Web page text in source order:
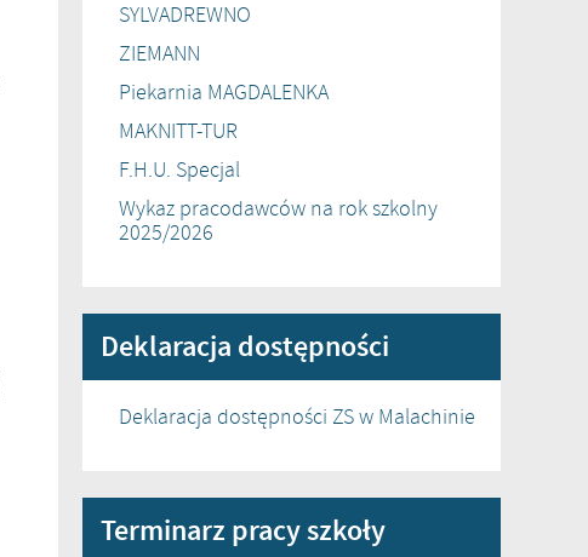
SYLVADREWNO
ZIEMANN
Piekarnia MAGDALENKA
MAKNITT-TUR
F.H.U. Specjal
Wykaz pracodawców na rok szkolny
2025/2026
Deklaracja dostępności
Deklaracja dostępności ZS w Malachinie
Terminarz pracy szkoły